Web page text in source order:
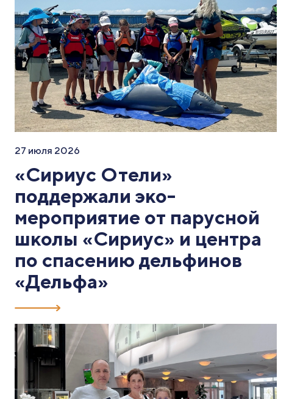
27 июля 2026
«Сириус Отели»
поддержали эко-
мероприятие от парусной
школы «Сириус» и центра
по спасению дельфинов
«Дельфа»